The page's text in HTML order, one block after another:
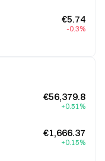
€5.74
-0.3%
€56,379.8
+0.51%
€1,666.37
+0.15%